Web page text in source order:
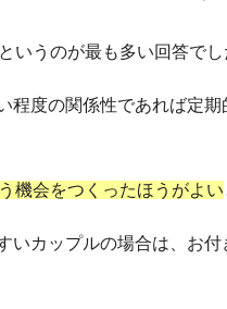
いうのが最も多い回答でし
度の関係性であれば定
機会をつくったほうがよい
カップルの場合は、お